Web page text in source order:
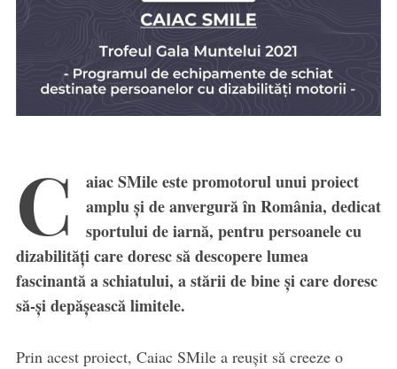
C
aiac SMile este promotorul unui proiect
amplu și de anvergură în România, dedicat
sportului de iarnă, pentru persoanele cu
dizabilități care doresc să descopere lumea
fascinantă a schiatului, a stării de bine și care doresc
să-și depășească limitele.
Prin acest proiect, Caiac SMile a reușit să creeze o